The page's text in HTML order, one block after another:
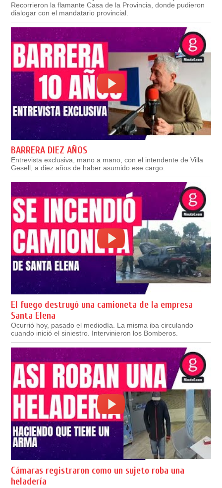
Recorrieron la flamante Casa de la Provincia, donde pudieron
dialogar con el mandatario provincial.
BARRERA DIEZ AÑOS
Entrevista exclusiva, mano a mano, con el intendente de Villa
Gesell, a diez años de haber asumido ese cargo.
El fuego destruyó una camioneta de la empresa
Santa Elena
Ocurrió hoy, pasado el mediodía. La misma iba circulando
cuando inició el siniestro. Intervinieron los Bomberos.
Cámaras registraron como un sujeto roba una
heladería